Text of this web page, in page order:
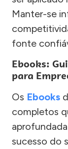
Manter-se
fonte
Ebooks:
para
Os Ebooks
completos
sucesso do